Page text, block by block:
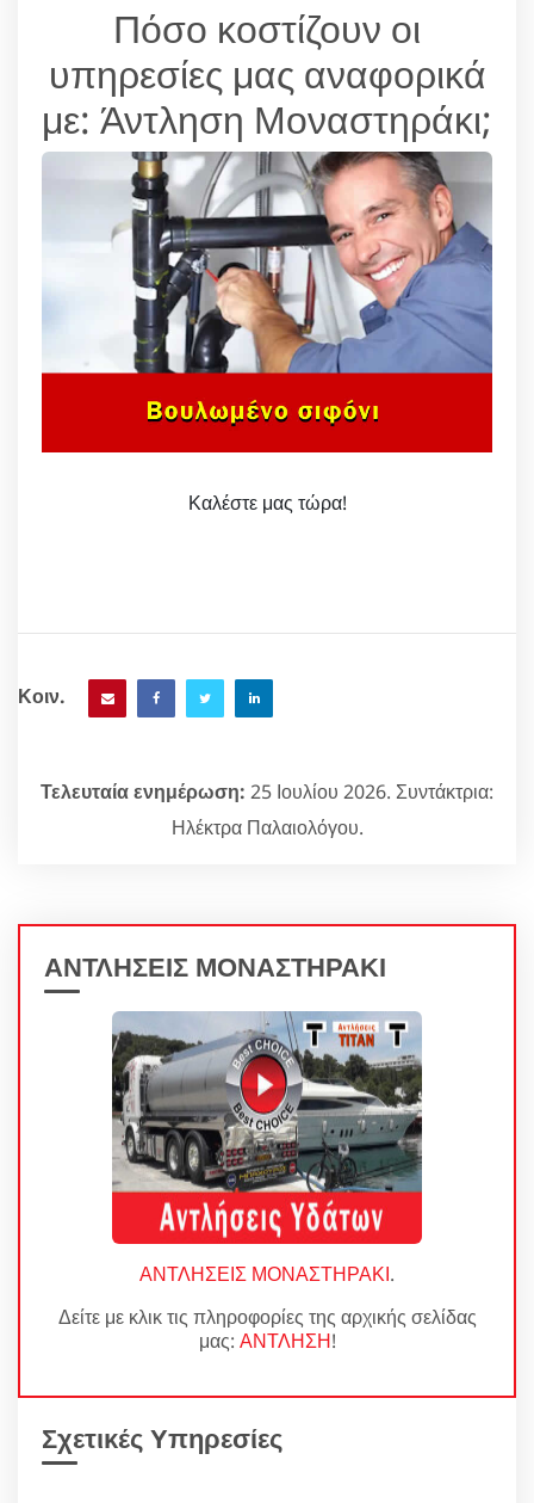
Πόσο κοστίζουν οι
υπηρεσίες μας αναφορικά
με: Άντληση Μοναστηράκι;
Καλέστε μας τώρα!
Κοιν.
Τελευταία ενημέρωση: 25 Ιουλίου 2026. Συντάκτρια:
Ηλέκτρα Παλαιολόγου.
ΑΝΤΛΗΣΕΙΣ ΜΟΝΑΣΤΗΡΑΚΙ
ΑΝΤΛΗΣΕΙΣ ΜΟΝΑΣΤΗΡΑΚΙ.
Δείτε με κλικ τις πληροφορίες της αρχικής σελίδας
μας: ΑΝΤΛΗΣΗ!
Σχετικές Υπηρεσίες